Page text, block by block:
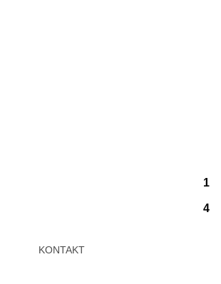
1
4
KONTAKT